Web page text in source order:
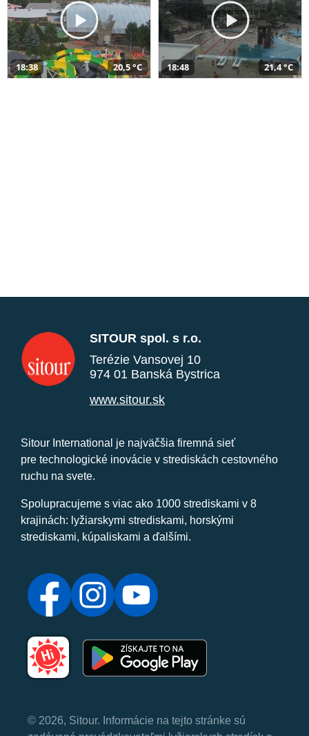
18:38 20,5 °C 18:48 21,4 °C
SITOUR spol. s r.o.
Terézie Vansovej 10
974 01 Banská Bystrica
www.sitour.sk
Sitour International je najväčšia firemná sieť
pre technologické inovácie v strediskách cestovného
ruchu na svete.
Spolupracujeme s viac ako 1000 strediskami v 8
krajinách: lyžiarskymi strediskami, horskými
strediskami, kúpaliskami a ďalšími.
© 2026, Sitour. Informácie na tejto stránke sú